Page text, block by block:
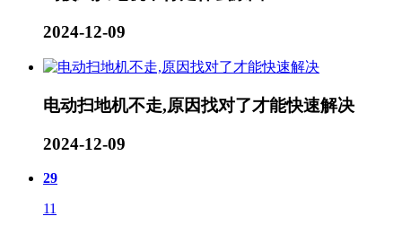
2024-12-09
电动扫地机不走,原因找对了才能快速解决
2024-12-09
29
11